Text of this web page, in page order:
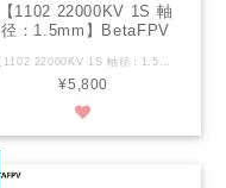
【1102 22000KV 1S 軸
径：1.5mm】BetaFPV
（2022）Blue 軸径：
1.5mm ブラシレスモータ
ー4個セット
¥5,800